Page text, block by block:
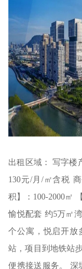
出租区域： 写字楼
130元/月/㎡含税
积】：100-2000㎡
愉悦配套 约5万㎡
个公寓，悦启开放
站，项目到地铁站
便携接送服务。 深